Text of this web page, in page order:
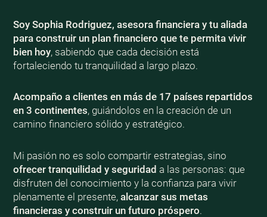
Soy Sophia Rodriguez, asesora financiera y tu aliada
para construir un plan financiero que te permita vivir
bien hoy, sabiendo que cada decisión está
fortaleciendo tu tranquilidad a largo plazo.
Acompaño a clientes en más de 17 países repartidos
en 3 continentes, guiándolos en la creación de un
camino financiero sólido y estratégico.
Mi pasión no es solo compartir estrategias, sino
ofrecer tranquilidad y seguridad a las personas: que
disfruten del conocimiento y la confianza para vivir
plenamente el presente, alcanzar sus metas
financieras y construir un futuro próspero.